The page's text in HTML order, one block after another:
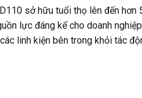
sở hữu tuổi thọ lên đến hơn
lực đáng kể cho doanh
linh kiện bên trong khỏi tác